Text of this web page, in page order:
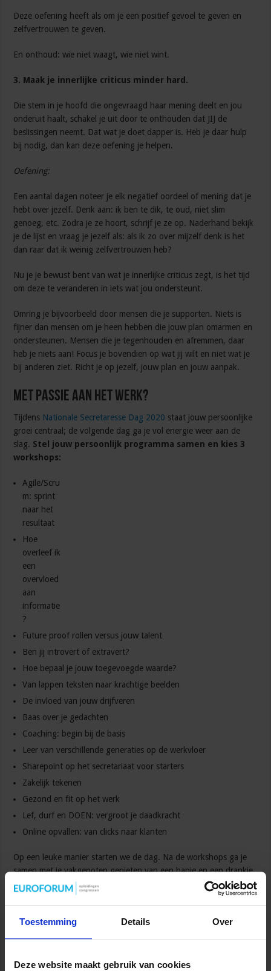
Toestemming Details Over
Deze website maakt gebruik van cookies
Deze oefening heeft als om je een positief gevoel te geven en
zelfvertrouwen te geven.
En onthoud: wie niet waagt, wie niet wint.
3. Maak je innerlijke criticus minder hard.
Die stem in je hoofd die ongevraagd haar mening deelt en jou
onderuit haalt, schakel je uit door te onthouden dat JIJ de
beslissingen neemt. Dat wat je doet dapper is. Heb je daar hulp
bij nodig, dan kan deze oefening je helpen.
Oefening:
Een aantal dagen noteer je elk negatief oordeel of mening dat je
hebt over jezelf. Denk aan: ik ben te dik, te oud, niet slim
genoeg, etc. Zodra je ze hoort, schrijf je ze op. Naderhand bekijk
je de lijst en vraag je jezelf als: als ik zo over mijzelf denk is het
dan raar dat ik weinig zelfvertrouwen heb?
Nu je je bewust bent van wat je innerlijke criticus zegt, is het tijd
om deze te veranderen in iets wat jou ondersteunt.
Omring je bijvoorbeeld door mensen die je supporten. Niets is
fijner dan mensen om je heen hebben die jouw plan omarmen en
ondersteunen. Mensen die je tegenhouden en afremmen, daar
heb je niets aan! Focus je bovendien op wat jij wilt en niet wat je
bij anderen ziet. Richt je op jezelf, jouw plan en jouw aanpak.
Met passie aan het werk?
Tijdens Nationale Secretaresse Dag 2020 staat jouw persoonlijke
groei centraal; de volgende dag ga je vol energie weer aan de
slag. Stel jouw persoonlijk programma samen en kies 3
workshops:
Agile/Scru
m: sprint
naar het
resultaat
Hoe
overleef ik
een
overvloed
aan
informatie
?
Future proof rollen versus jouw talent
Ben jij introvert of extravert?
Hoe bepaal je jouw toegevoegde waarde?
Van lappen teksten naar krachtige beelden
De invloed van jouw drijfveren
Baas over je gedachten
Coaching: begin bij de basis
Leer van verschillende generaties op de werkvloer
Sharepoint op het secretariaat voor starters
Zakelijk tekenen
Gezond en fit op het werk
Lef, durf en DOEN: vergroot je daadkracht
Online opvallen: van clicks naar klanten
Op een leuke manier starten we de dag. Na de workshops ga je
samen met je vakgenoten genieten van een hapje en een drankje
en vieren we samen dat SMI dit jaar 30 jaar bestaat.Wees op
tijd, want de eerste workshops zijn al vol…